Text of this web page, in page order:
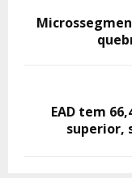
EAD tem
superior,